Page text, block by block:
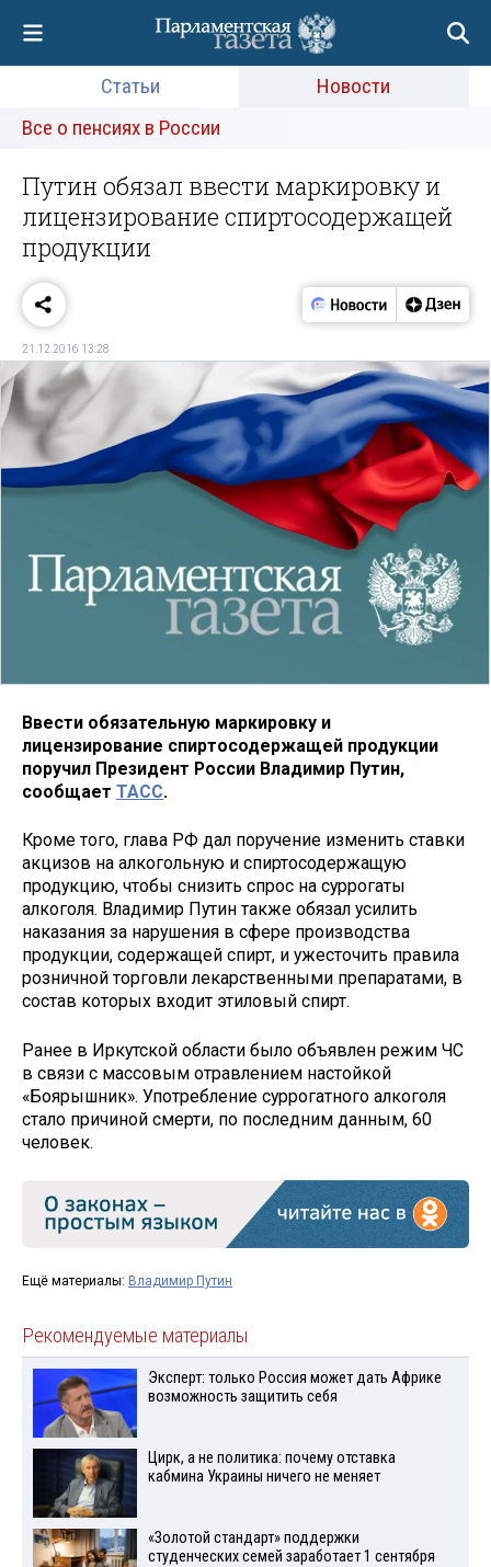
Статьи
Новости
Все о пенсиях в России
Путин обязал ввести маркировку и
лицензирование спиртосодержащей
продукции
21.12.2016 13:28
Ввести обязательную маркировку и
лицензирование спиртосодержащей продукции
поручил Президент России Владимир Путин,
сообщает ТАСС.
Кроме того, глава РФ дал поручение изменить ставки
акцизов на алкогольную и спиртосодержащую
продукцию, чтобы снизить спрос на суррогаты
алкоголя. Владимир Путин также обязал усилить
наказания за нарушения в сфере производства
продукции, содержащей спирт, и ужесточить правила
розничной торговли лекарственными препаратами, в
состав которых входит этиловый спирт.
Ранее в Иркутской области было объявлен режим ЧС
в связи с массовым отравлением настойкой
«Боярышник». Употребление суррогатного алкоголя
стало причиной смерти, по последним данным, 60
человек.
Ещё материалы: Владимир Путин
Рекомендуемые материалы
Эксперт: только Россия может дать Африке
возможность защитить себя
Цирк, а не политика: почему отставка
кабмина Украины ничего не меняет
«Золотой стандарт» поддержки
студенческих семей заработает 1 сентября